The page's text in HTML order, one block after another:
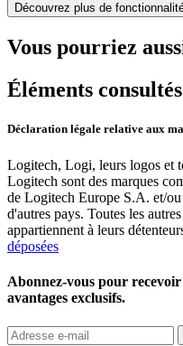
Découvrez plus de
Vous pourriez
Éléments
Déclaration légale relative aux
Logitech, Logi, leurs logos et
Logitech sont des marques
de Logitech Europe S.A. et/
d'autres pays. Toutes les
appartiennent à leurs
déposées
Abonnez-vous pour
avantages exclusifs.